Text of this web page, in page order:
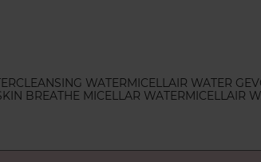
CLEANSING WATERMICELLAIR WATER
BREATHE MICELLAR WATERMICELLAIR